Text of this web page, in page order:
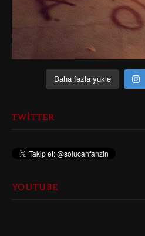
Daha fazla yükle
TWITTER
YOUTUBE